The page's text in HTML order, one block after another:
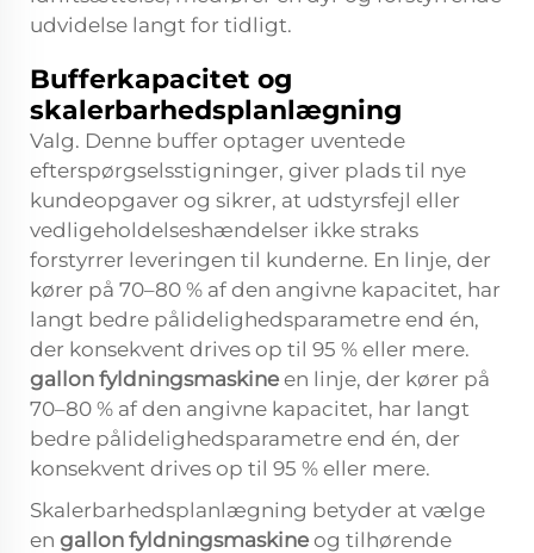
udvidelse langt for tidligt.
Bufferkapacitet og
skalerbarhedsplanlægning
Valg. Denne buffer optager uventede
efterspørgselsstigninger, giver plads til nye
kundeopgaver og sikrer, at udstyrsfejl eller
vedligeholdelseshændelser ikke straks
forstyrrer leveringen til kunderne. En linje, der
kører på 70–80 % af den angivne kapacitet, har
langt bedre pålidelighedsparametre end én,
der konsekvent drives op til 95 % eller mere.
gallon fyldningsmaskine en linje, der kører på
70–80 % af den angivne kapacitet, har langt
bedre pålidelighedsparametre end én, der
konsekvent drives op til 95 % eller mere.
Skalerbarhedsplanlægning betyder at vælge
en gallon fyldningsmaskine og tilhørende